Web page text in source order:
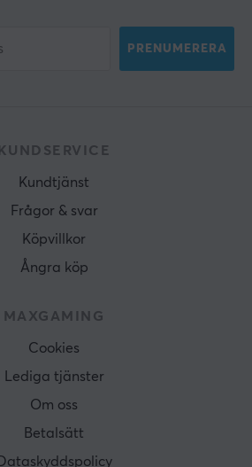
PRENUMERERA
KUNDSERVICE
Kundtjänst
Frågor & svar
Köpvillkor
Ångra köp
MAXGAMING
Cookies
Lediga tjänster
Om oss
Betalsätt
Dataskyddspolicy